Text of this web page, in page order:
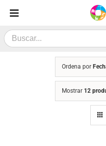
contenido
Search
for:
Ordena por
Mostrar 12